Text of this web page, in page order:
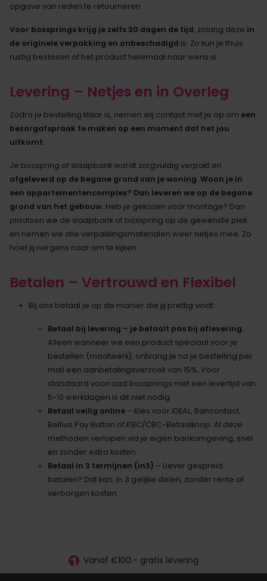
opgave van reden te retourneren.
Voor boxsprings krijg je zelfs 30 dagen de tijd, zolang deze in
de originele verpakking en onbeschadigd is. Zo kun je thuis
rustig beslissen of het product helemaal naar wens is.
Levering – Netjes en in Overleg
Zodra je bestelling klaar is, nemen wij contact met je op om een
bezorgafspraak te maken op een moment dat het jou
uitkomt.
Je boxspring of slaapbank wordt zorgvuldig verpakt en
afgeleverd op de begane grond van je woning. Woon je in
een appartementencomplex? Dan leveren we op de begane
grond van het gebouw. Heb je gekozen voor montage? Dan
plaatsen we de slaapbank of boxspring op de gewenste plek
en nemen we alle verpakkingsmaterialen weer netjes mee. Zo
hoef jij nergens naar om te kijken.
Betalen – Vertrouwd en Flexibel
Bij ons betaal je op de manier die jij prettig vindt:
Betaal bij levering – je betaalt pas bij aflevering.
Alleen wanneer we een product speciaal voor je
bestellen (maatwerk), ontvang je na je bestelling per
mail een aanbetalingsverzoek van 15%.Voor
standaard voorraad boxsprings met een levertijd van
5-10 werkdagen is dit niet nodig.
Betaal veilig online – Kies voor iDEAL, Bancontact,
Belfius Pay Button of KBC/CBC-Betaalknop. Al deze
methoden verlopen via je eigen bankomgeving, snel
en zonder extra kosten.
Betaal in 3 termijnen (in3) – Liever gespreid
betalen? Dat kan. In 3 gelijke delen, zonder rente of
verborgen kosten.
Vanaf €100.- gratis levering
Betaal vooraf, bij levering of in 3 termijnen